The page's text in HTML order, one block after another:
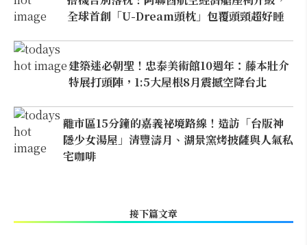
全球首創「U-Dream頭枕」包覆頭頸超好睡
建築迷必朝聖！忠泰美術館10週年：藤本壯介
特展打頭陣，1:5大屋根8月震撼空降台北
離市區15分鐘的嘉義祕境路線！造訪「台版神
隱少女湯屋」清豐濤月、湖景窯烤披薩與人氣私
宅咖啡
接下篇文章